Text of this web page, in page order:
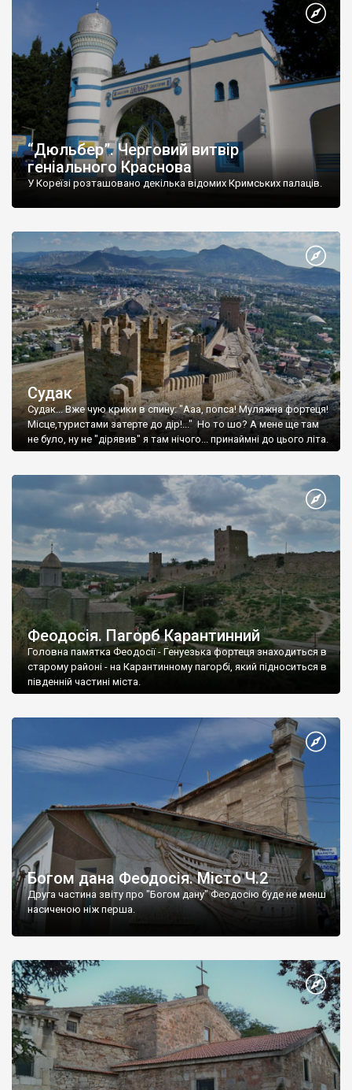
“Дюльбер”. Черговий витвір
геніального Краснова
У Кореїзі розташовано декілька відомих Кримських палаців.
Судак
Судак... Вже чую крики в спину: "Ааа, попса! Муляжна фортеця!
Місце,туристами затерте до дір!..." Но то шо? А мене ще там
не було, ну не "дірявив" я там нічого... принаймні до цього літа.
Феодосія. Пагорб Карантинний
Головна памятка Феодосії - Генуезька фортеця знаходиться в
старому районі - на Карантинному пагорбі, який підноситься в
південній частині міста.
Богом дана Феодосія. Місто Ч.2
Друга частина звіту про "Богом дану" Феодосію буде не менш
насиченою ніж перша.